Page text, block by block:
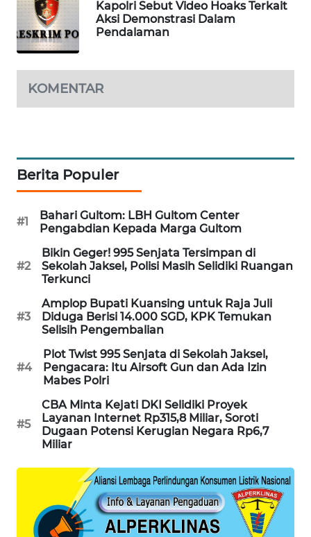
Kapolri Sebut Video Hoaks Terkait
Aksi Demonstrasi Dalam
Pendalaman
KOMENTAR
Berita Populer
#1
Bahari Gultom: LBH Gultom Center
Pengabdian Kepada Marga Gultom
#2
Bikin Geger! 995 Senjata Tersimpan di
Sekolah Jaksel, Polisi Masih Selidiki Ruangan
Terkunci
#3
Amplop Bupati Kuansing untuk Raja Juli
Diduga Berisi 14.000 SGD, KPK Temukan
Selisih Pengembalian
#4
Plot Twist 995 Senjata di Sekolah Jaksel,
Pengacara: Itu Airsoft Gun dan Ada Izin
Mabes Polri
#5
CBA Minta Kejati DKI Selidiki Proyek
Layanan Internet Rp315,8 Miliar, Soroti
Dugaan Potensi Kerugian Negara Rp6,7
Miliar
TAMBANG
NEWS
SITUNGIR
NEWS
SIDIKALANG
SIBARAGAS
NEWS
METRO
SIANTAR
METRO
NEWS
JAKARTA
NEWS
KRT
NEWS
JURNAL
MARITIM